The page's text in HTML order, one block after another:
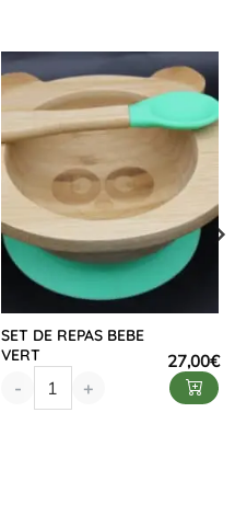
SET DE REPAS BEBE
VERT
27,00€
-
+